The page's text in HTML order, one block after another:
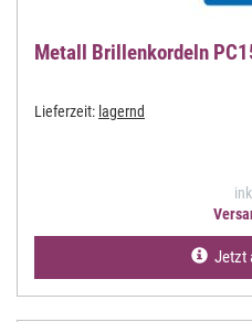
Metall Brillenkordeln
Lieferzeit: lagernd
Jetzt